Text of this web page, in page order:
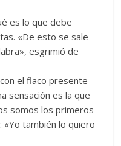
es lo que debe
«De esto se sale
esgrimió de
el flaco presente
sensación es la que
somos los primeros
«Yo también lo quiero